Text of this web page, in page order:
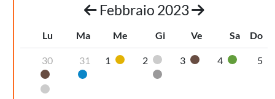
Febbraio 2023
Lu Ma Me Gi Ve Sa Do
30
Organico umido
Pannolini-pannoloni
31
Carta
1 Plastica
2
Pannolini-pannoloni
Secco non riciclabile
3 Organico umido
4 Vetro5